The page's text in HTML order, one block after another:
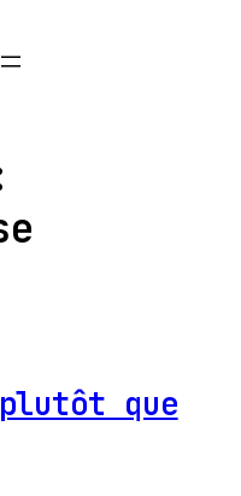
que